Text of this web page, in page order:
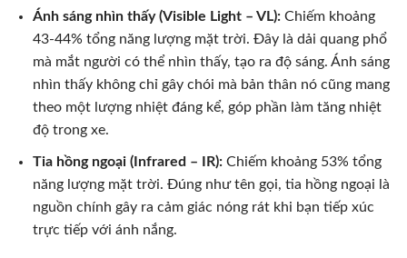
Ánh sáng nhìn thấy (Visible Light – VL):Chiếm khoảng
43-44% tổng năng lượng mặt trời. Đây là dải quang phổ
mà mắt người có thể nhìn thấy, tạo ra độ sáng. Ánh sáng
nhìn thấy không chỉ gây chói mà bản thân nó cũng mang
theo một lượng nhiệt đáng kể, góp phần làm tăng nhiệt
độ trong xe.
Tia hồng ngoại (Infrared – IR):Chiếm khoảng 53% tổng
năng lượng mặt trời. Đúng như tên gọi, tia hồng ngoại là
nguồn chính gây ra cảm giác nóng rát khi bạn tiếp xúc
trực tiếp với ánh nắng.